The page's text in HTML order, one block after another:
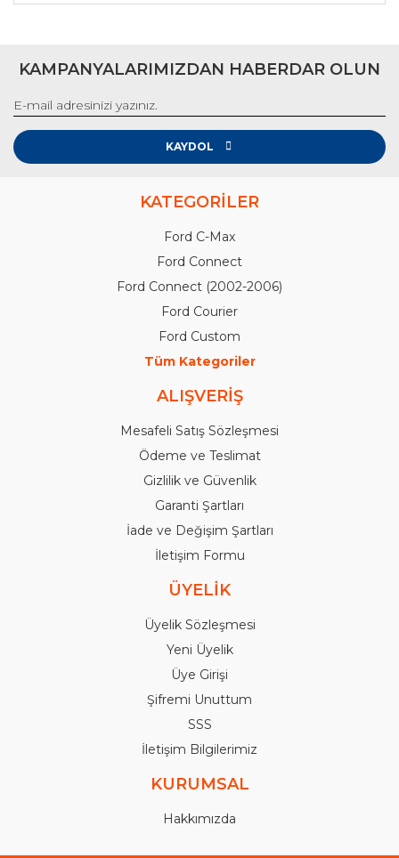
KAMPANYALARIMIZDAN HABERDAR OLUN
KAYDOL
KATEGORİLER
Ford C-Max
Ford Connect
Ford Connect (2002-2006)
Ford Courier
Ford Custom
Tüm Kategoriler
ALIŞVERİŞ
Mesafeli Satış Sözleşmesi
Ödeme ve Teslimat
Gizlilik ve Güvenlik
Garanti Şartları
İade ve Değişim Şartları
İletişim Formu
ÜYELİK
Üyelik Sözleşmesi
Yeni Üyelik
Üye Girişi
Şifremi Unuttum
SSS
İletişim Bilgilerimiz
KURUMSAL
Hakkımızda